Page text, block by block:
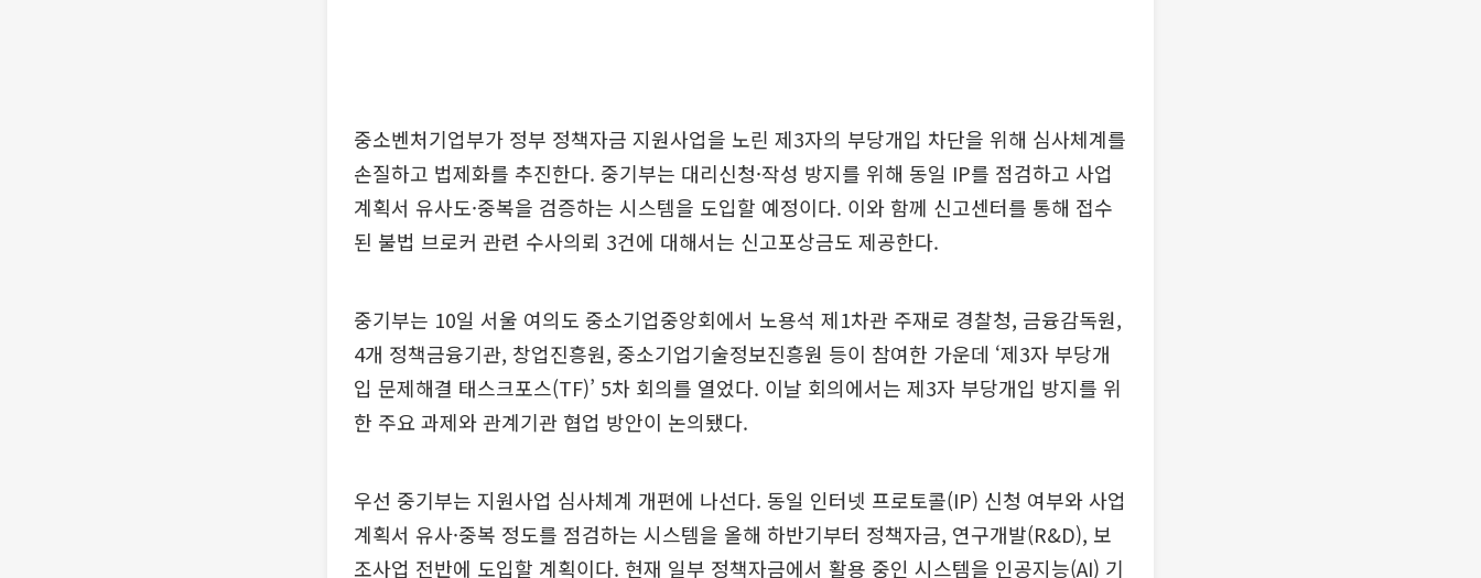
중소벤처기업부가 정부 정책자금 지원사업을 노린 제3자의 부당개입 차단을 위해 심사체계를
손질하고 법제화를 추진한다. 중기부는 대리신청·작성 방지를 위해 동일 IP를 점검하고 사업
계획서 유사도·중복을 검증하는 시스템을 도입할 예정이다. 이와 함께 신고센터를 통해 접수
된 불법 브로커 관련 수사의뢰 3건에 대해서는 신고포상금도 제공한다.
중기부는 10일 서울 여의도 중소기업중앙회에서 노용석 제1차관 주재로 경찰청, 금융감독원,
4개 정책금융기관, 창업진흥원, 중소기업기술정보진흥원 등이 참여한 가운데 ‘제3자 부당개
입 문제해결 태스크포스(TF)’ 5차 회의를 열었다. 이날 회의에서는 제3자 부당개입 방지를 위
한 주요 과제와 관계기관 협업 방안이 논의됐다.
우선 중기부는 지원사업 심사체계 개편에 나선다. 동일 인터넷 프로토콜(IP) 신청 여부와 사업
계획서 유사·중복 정도를 점검하는 시스템을 올해 하반기부터 정책자금, 연구개발(R&D), 보
조사업 전반에 도입할 계획이다. 현재 일부 정책자금에서 활용 중인 시스템을 인공지능(AI) 기